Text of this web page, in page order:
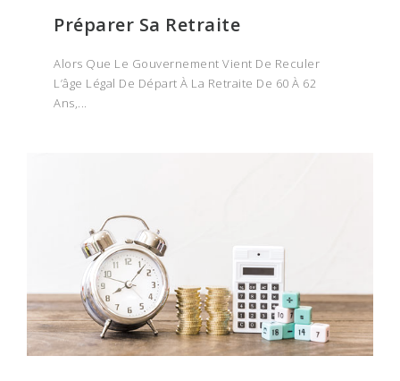
Préparer Sa Retraite
Alors Que Le Gouvernement Vient De Reculer
L’âge Légal De Départ À La Retraite De 60 À 62
Ans,...